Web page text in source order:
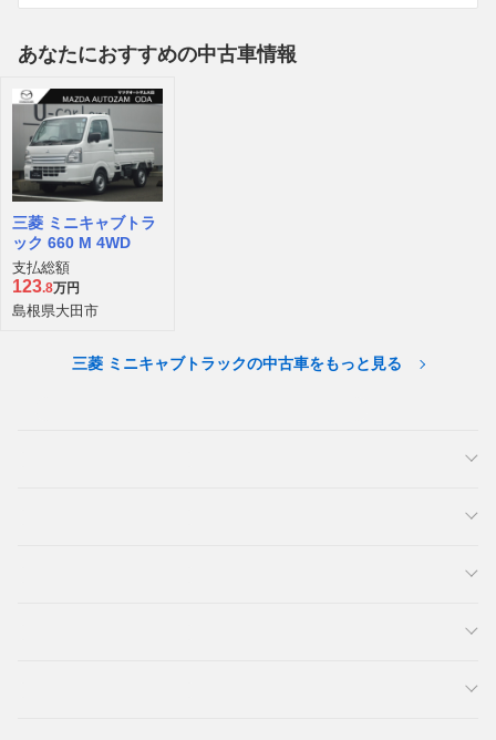
あなたにおすすめの中古車情報
三菱 ミニキャブトラ
ック 660 M 4WD
支払総額
123.8万円
島根県大田市
三菱 ミニキャブトラックの中古車をもっと見る